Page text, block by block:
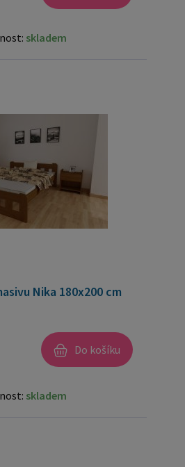
skladem
Nika 180x200 cm
Do košíku
skladem